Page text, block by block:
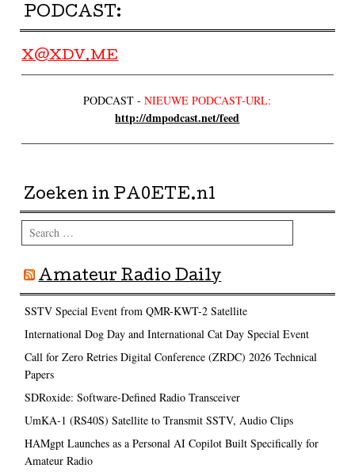
PODCAST:
X@XDV.ME
PODCAST -NIEUWE PODCAST-URL:
http://dmpodcast.net/feed
Zoeken in PA0ETE.nl
Search
Amateur Radio Daily
SSTV Special Event from QMR-KWT-2 Satellite
International Dog Day and International Cat Day Special Event
Call for Zero Retries Digital Conference (ZRDC) 2026 Technical
Papers
SDRoxide: Software-Defined Radio Transceiver
UmKA-1 (RS40S) Satellite to Transmit SSTV, Audio Clips
HAMgpt Launches as a Personal AI Copilot Built Specifically for
Amateur Radio